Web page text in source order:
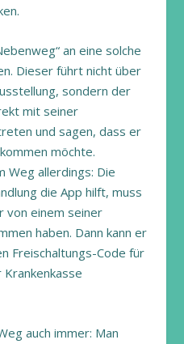
an eine solche
Dieser führt nicht über
sondern der
mit seiner
und sagen, dass er
möchte.
Weg allerdings: Die
die App hilft, muss
einem seiner
haben. Dann kann er
Freischaltungs-Code für
auch immer: Man